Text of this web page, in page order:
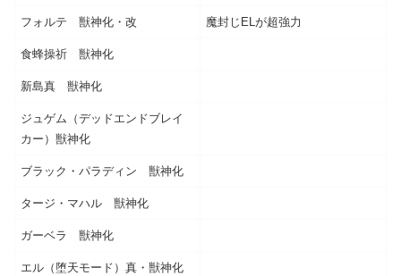
フォルテ 獣神化・改 魔封じELが超強力
食蜂操祈 獣神化
新島真 獣神化
ジュゲム（デッドエンドブレイ
カー）獣神化
ブラック・パラディン 獣神化
タージ・マハル 獣神化
ガーベラ 獣神化
エル（堕天モード）真・獣神化